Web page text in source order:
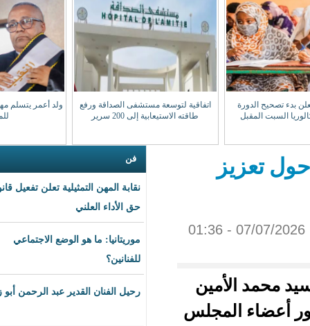
اتفاقية لتوسعة مستشفى الصداقة ورفع
طاقته الاستيعابية إلى 200 سرير
ولد أعمر يتسلم مهامه نقيبا للهيئة الوطنية
نقابة المهن التمثيلية تعلن تفعيل قانون
موريتانيا: ما هو الوضع الاجتماعي
رحيل الفنان القدير عبد الرحمن أبو زهرة
المجلس